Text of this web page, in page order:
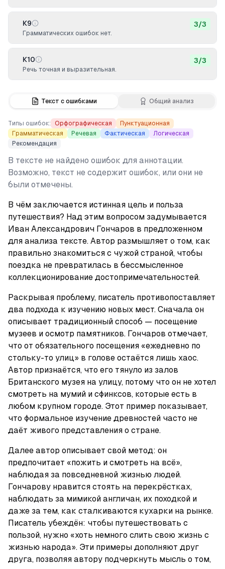
Текст с ошибками Общий анализ
Типы ошибок: Орфографическая
Пунктуационная
Грамматическая
Речевая Фактическая
Логическая
Рекомендация
В тексте не найдено ошибок для аннотации.
Возможно, текст не содержит ошибок, или они не
были отмечены.
В чём заключается истинная цель и польза
путешествия? Над этим вопросом задумывается
Иван Александрович Гончаров в предложенном
для анализа тексте. Автор размышляет о том, как
правильно знакомиться с чужой страной, чтобы
поездка не превратилась в бессмысленное
коллекционирование достопримечательностей.
Раскрывая проблему, писатель противопоставляет
два подхода к изучению новых мест. Сначала он
описывает традиционный способ — посещение
музеев и осмотр памятников. Гончаров отмечает,
что от обязательного посещения «ежедневно по
стольку-то улиц» в голове остаётся лишь хаос.
Автор признаётся, что его тянуло из залов
Британского музея на улицу, потому что он не хотел
смотреть на мумий и сфинксов, которые есть в
любом крупном городе. Этот пример показывает,
что формальное изучение древностей часто не
даёт живого представления о стране.
Далее автор описывает свой метод: он
предпочитает «пожить и смотреть на всё»,
наблюдая за повседневной жизнью людей.
Гончарову нравится стоять на перекрёстках,
наблюдать за мимикой англичан, их походкой и
даже за тем, как сталкиваются кухарки на рынке.
Писатель убеждён: чтобы путешествовать с
пользой, нужно «хоть немного слить свою жизнь с
жизнью народа». Эти примеры дополняют друг
друга, позволяя автору подчеркнуть мысль о том,
К9
Грамматических ошибок нет.
3/3
К10
Речь точная и выразительная.
3/3